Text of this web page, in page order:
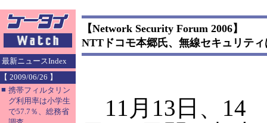
最新ニュースIndex
【 2009/06/26 】
■ 携帯フィルタリン
グ利用率は小学生
で57.7％、総務省
【Network Security Forum 2006】
NTTドコモ本郷氏、無線セキュリテ
11月13日、14